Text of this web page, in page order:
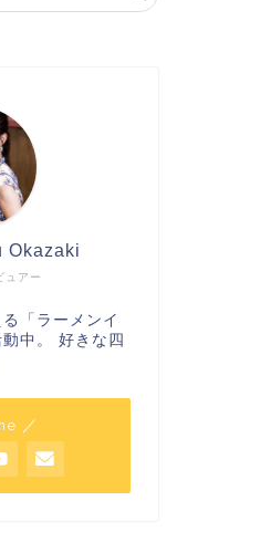
ュアー
Okazaki
「ラーメンイ
中。 好きな四
／